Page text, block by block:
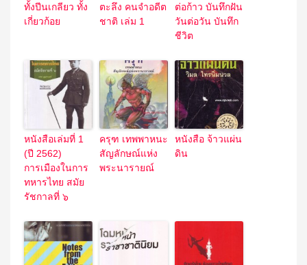
ทั้งปีนเกลียว ทั้ง
เกี่ยวก้อย
ตะลึง คนจำอดีต
ชาติ เล่ม 1
ต่อก้าว บันทึกฝัน
วันต่อวัน บันทึก
ชีวิต
หนังสือเล่มที่ 1
(ปี 2562)
การเมืองในการ
ทหารไทย สมัย
รัชกาลที่ ๖
ครุฑ เทพพาหนะ
สัญลักษณ์แห่ง
พระนารายณ์
หนังสือ จ้าวแผ่น
ดิน